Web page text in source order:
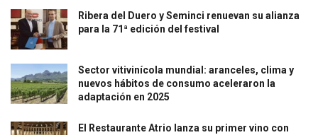
Ribera del Duero y Seminci renuevan su alianza
para la 71ª edición del festival
Sector vitivinícola mundial: aranceles, clima y
nuevos hábitos de consumo aceleraron la
adaptación en 2025
El Restaurante Atrio lanza su primer vino con